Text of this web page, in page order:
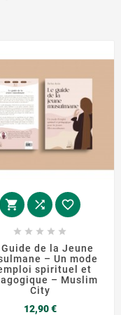
  
    
Guide de la Jeune
– Un mode
spirituel et
– Muslim
City
12,90 €Prix